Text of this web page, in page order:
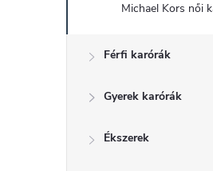
ó
Michael Kors női
Férfi karórák
Gyerek karórák
Ékszerek